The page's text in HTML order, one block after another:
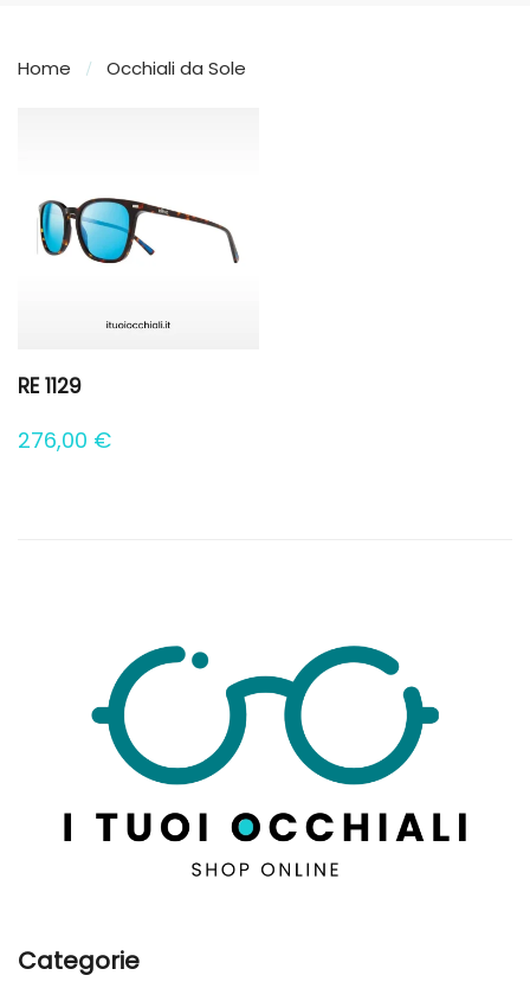
Home Occhiali da Sole
RE 1129
276,00 €
Categorie